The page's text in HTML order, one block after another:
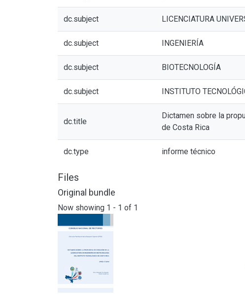
dc.subject LICENCIATURA
dc.subject INGENIERÍA
dc.subject BIOTECNOLOGÍA
dc.subject INSTITUTO
dc.title
Dictamen sobre la
de Costa Rica
dc.type informe técnico
Files
Original bundle
Now showing 1 - 1 of 1